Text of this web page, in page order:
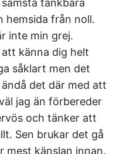
hemsida från noll.
inte min grej.
känna dig helt
såklart men det
det där med att
jag än förbereder
och tänker att
Sen brukar det gå
mest känslan innan.